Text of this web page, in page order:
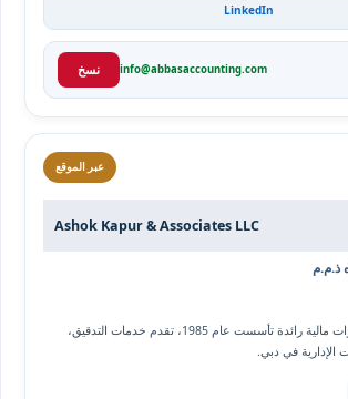
LinkedIn
info@abbasaccounting.com نسخ
عبر الموقع
Ashok Kapur & Associates LLC
ذ.م.م
شركة تدقيق واستشارات مالية رائدة تأسست عام 1985، تقدم خدمات التدقيق،
الإدارية في دبي.